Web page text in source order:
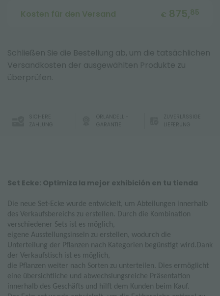
Kosten für den Versand € 875,85
Schließen Sie die Bestellung ab, um die tatsächlichen
Versandkosten der ausgewählten Produkte zu
überprüfen.
SICHERE
ZAHLUNG
ORLANDELLI-
GARANTIE
ZUVERLÄSSIGE
LIEFERUNG
Set Ecke: Optimiza la mejor exhibición en tu tienda
Die neue Set-Ecke wurde entwickelt, um Abteilungen innerhalb
des Verkaufsbereichs zu erstellen. Durch die Kombination
verschiedener Sets ist es möglich,
eigene Ausstellungsinseln zu erstellen, wodurch die
Unterteilung der Pflanzen nach Kategorien begünstigt wird.Dank
der Verkaufstisch ist es möglich,
die Pflanzen weiter nach Sorten zu unterteilen. Dies ermöglicht
eine übersichtliche und abwechslungsreiche Präsentation
innerhalb des Geschäfts und hilft dem Kunden beim Kauf.